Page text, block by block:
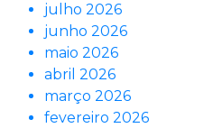
julho 2026
junho 2026
maio 2026
abril 2026
março 2026
fevereiro 2026